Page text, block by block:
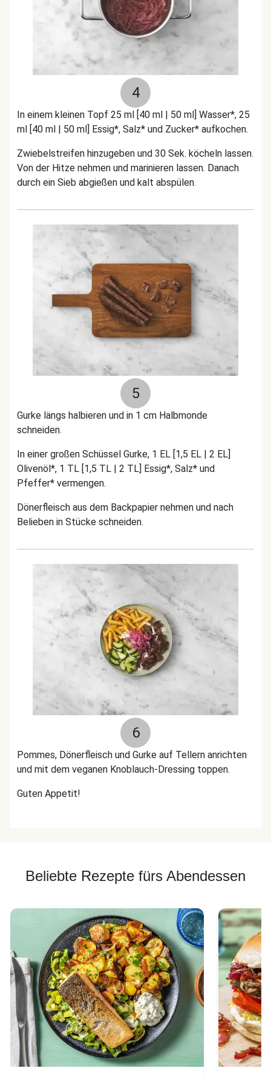
4
In einem kleinen Topf 25 ml [40 ml | 50 ml] Wasser*, 25
ml [40 ml | 50 ml] Essig*, Salz* und Zucker* aufkochen.
Zwiebelstreifen hinzugeben und 30 Sek. köcheln lassen.
Von der Hitze nehmen und marinieren lassen. Danach
durch ein Sieb abgießen und kalt abspülen.
5
Gurke längs halbieren und in 1 cm Halbmonde
schneiden.
In einer großen Schüssel Gurke, 1 EL [1,5 EL | 2 EL]
Olivenöl*, 1 TL [1,5 TL | 2 TL] Essig*, Salz* und
Pfeffer* vermengen.
Dönerfleisch aus dem Backpapier nehmen und nach
Belieben in Stücke schneiden.
6
Pommes, Dönerfleisch und Gurke auf Tellern anrichten
und mit dem veganen Knoblauch-Dressing toppen.
Guten Appetit!
Beliebte Rezepte fürs Abendessen